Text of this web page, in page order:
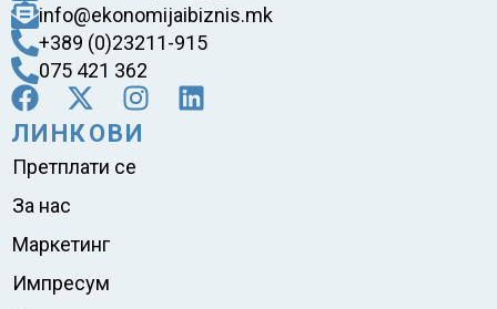
info@ekonomijaibiznis.mk
+389 (0)23211-915
075 421 362
ЛИНКОВИ
Претплати се
За нас
Маркетинг
Импресум